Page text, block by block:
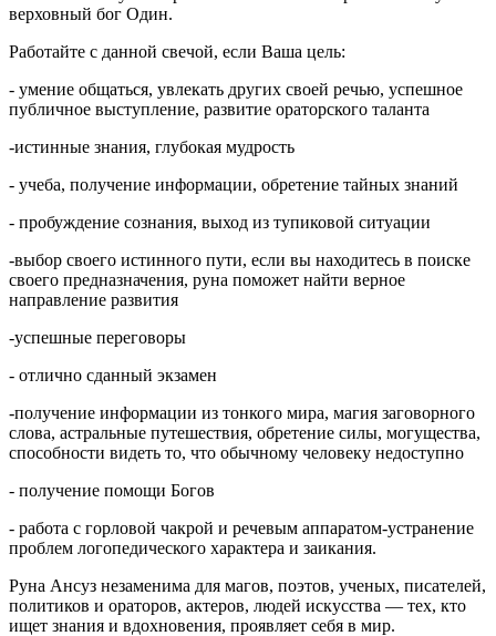
верховный бог Один.
Работайте с данной свечой, если Ваша цель:
- умение общаться, увлекать других своей речью, успешное
публичное выступление, развитие ораторского таланта
-истинные знания, глубокая мудрость
- учеба, получение информации, обретение тайных знаний
- пробуждение сознания, выход из тупиковой ситуации
-выбор своего истинного пути, если вы находитесь в поиске
своего предназначения, руна поможет найти верное
направление развития
-успешные переговоры
- отлично сданный экзамен
-получение информации из тонкого мира, магия заговорного
слова, астральные путешествия, обретение силы, могущества,
способности видеть то, что обычному человеку недоступно
- получение помощи Богов
- работа с горловой чакрой и речевым аппаратом-устранение
проблем логопедического характера и заикания.
Руна Ансуз незаменима для магов, поэтов, ученых, писателей,
политиков и ораторов, актеров, людей искусства — тех, кто
ищет знания и вдохновения, проявляет себя в мир.